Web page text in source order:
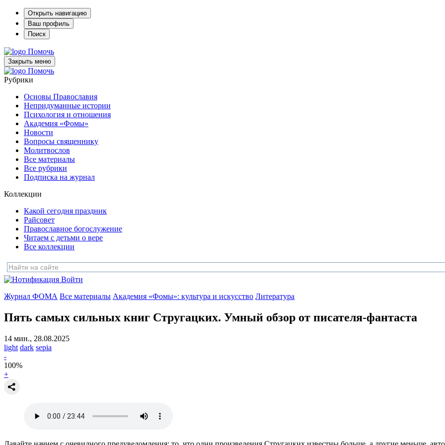
Открыть навигацию
Ваш профиль
Поиск
Помочь
Закрыть меню
Помочь
Рубрики
Основы Православия
Непридуманные истории
Психология и отношения
Академия «Фомы»
Новости
Вопросы священнику
Молитвослов
Все материалы
Все рубрики
Подписка на журнал
Коллекции
Какой сегодня праздник
Райсовет
Православное богослужение
Читаем с детьми о вере
Все коллекции
Войти
Журнал ФОМА Все материалы Академия «Фомы»: культура и искусство Литература
Пять самых сильных книг Стругацких. Умный обзор от писателя-фантаста
14 мин., 28.08.2025
light dark sepia
-
100%
+